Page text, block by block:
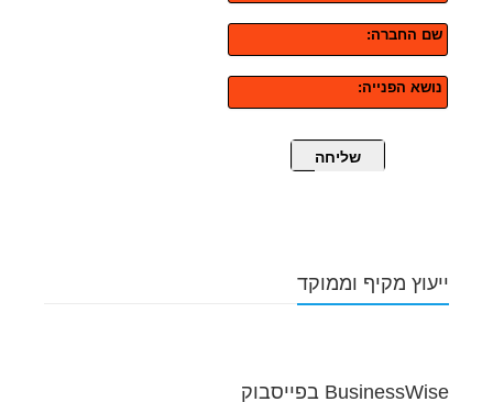
שם החברה:
נושא הפנייה:
שליחה
ייעוץ מקיף וממוקד
BusinessWise בפייסבוק